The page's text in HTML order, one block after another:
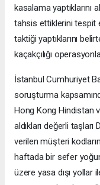
kasalama yaptıklarını
tahsis ettiklerini tespit
taktiği yaptıklarını
kaçakçılığı
İstanbul Cumhuriyet
soruşturma
Hong Kong Hindistan
aldıkları değerli taşları
verilen müşteri
haftada bir sefer
üzere yasa dışı yollar